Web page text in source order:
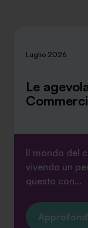
Luglio 2026
Le
Il mondo del
vivendo un
questo con...